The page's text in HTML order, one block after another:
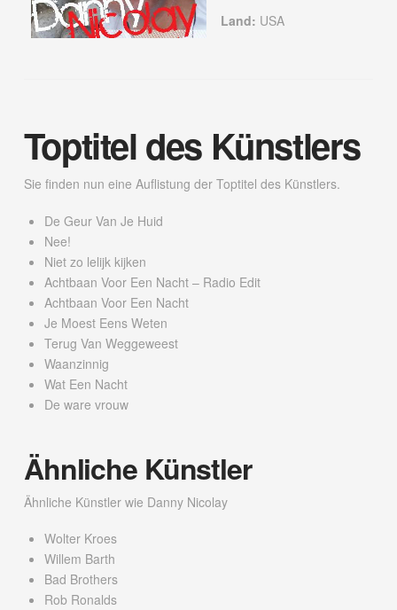
Land: USA
Toptitel des Künstlers
Sie finden nun eine Auflistung der Toptitel des Künstlers.
De Geur Van Je Huid
Nee!
Niet zo lelijk kijken
Achtbaan Voor Een Nacht – Radio Edit
Achtbaan Voor Een Nacht
Je Moest Eens Weten
Terug Van Weggeweest
Waanzinnig
Wat Een Nacht
De ware vrouw
Ähnliche Künstler
Ähnliche Künstler wie Danny Nicolay
Wolter Kroes
Willem Barth
Bad Brothers
Rob Ronalds